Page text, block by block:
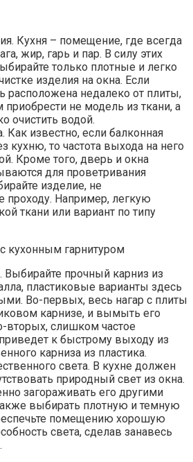
Кухня – помещение, где всегда
жир, гарь и пар. В силу этих
только плотные и легко
изделия на окна. Если
расположена недалеко от плиты,
не модель из ткани, а
очистить водой.
Как известно, если балконная
кухню, то частота выхода на него
Кроме того, дверь и окна
для проветривания
изделие, не
проходу. Например, легкую
ткани или вариант по типу
кухонным гарнитуром
Выбирайте прочный карниз из
пластиковые варианты здесь
Во-первых, весь нагар с плиты
карнизе, и вымыть его
вторых, слишком частое
к быстрому выходу из
карниза из пластика.
света. В кухне должен
природный свет из окна.
загораживать его другими
выбирать плотную и темную
помещению хорошую
света, сделав занавесь